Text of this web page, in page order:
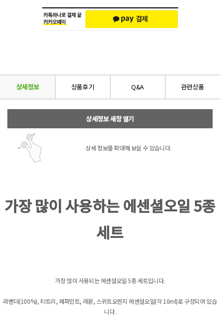
상세정보 상품후기 Q&A 관련상품
상세정보 새창 열기
상세 정보를 확대해 보실 수 있습니다.
가장 많이 사용하는 에센셜오일 5종
세트
가장 많이 사용되는 에센셜오일 5종 세트입니다.
라벤더(100%), 티트리, 페퍼민트, 레몬, 스위트오렌지 에센셜오일(각 10ml)로 구성되어 있습
니다.